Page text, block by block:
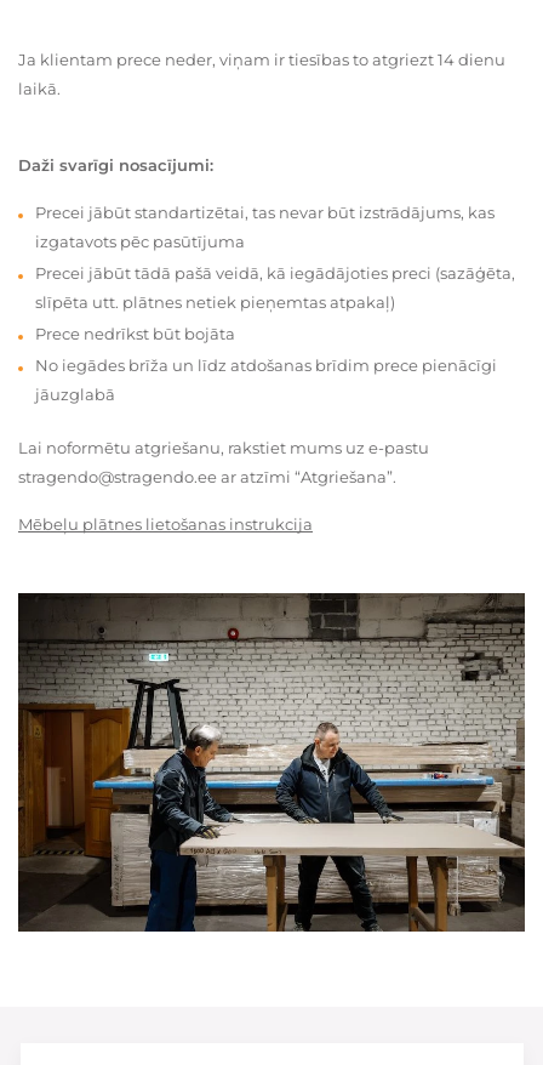
Ja klientam prece neder, viņam ir tiesības to atgriezt 14 dienu
laikā.
Daži svarīgi nosacījumi:
Precei jābūt standartizētai, tas nevar būt izstrādājums, kas
izgatavots pēc pasūtījuma
Precei jābūt tādā pašā veidā, kā iegādājoties preci (sazāģēta,
slīpēta utt. plātnes netiek pieņemtas atpakaļ)
Prece nedrīkst būt bojāta
No iegādes brīža un līdz atdošanas brīdim prece pienācīgi
jāuzglabā
Lai noformētu atgriešanu, rakstiet mums uz e-pastu
stragendo@stragendo.ee ar atzīmi “Atgriešana”.
Mēbeļu plātnes lietošanas instrukcija